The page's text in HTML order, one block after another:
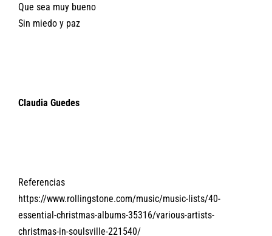
Que sea muy bueno
Sin miedo y paz
Claudia Guedes
Referencias
https://www.rollingstone.com/music/music-lists/40-
essential-christmas-albums-35316/various-artists-
christmas-in-soulsville-221540/